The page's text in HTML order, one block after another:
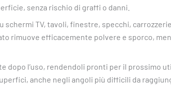
senza rischio di graffi o danni.
schermi TV, tavoli, finestre, specchi,
rimuove efficacemente polvere e sporco,
l’uso, rendendoli pronti per il prossimo
anche negli angoli più difficili da